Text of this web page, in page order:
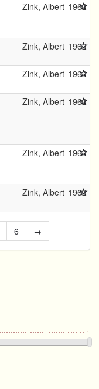
Zink, Albert 1962
Zink, Albert 1962
Zink, Albert 1962
Zink, Albert 1962
Zink, Albert 1962
Zink, Albert 1962
6 →